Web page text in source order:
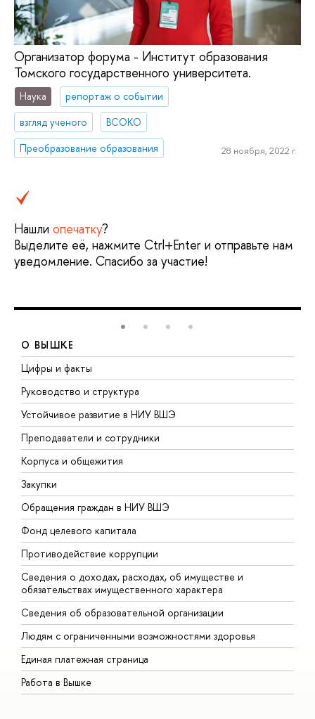
Организатор форума - Институт образования
Томского государственного университета.
Наука
репортаж о событии
взгляд ученого
ВСОКО
Преобразование образования
28 ноября, 2022 г.
Нашли опечатку?
Выделите её, нажмите Ctrl+Enter и отправьте нам
уведомление. Спасибо за участие!
О ВЫШКЕ
Цифры и факты
Руководство и структура
Устойчивое развитие в НИУ ВШЭ
Преподаватели и сотрудники
Корпуса и общежития
Закупки
Обращения граждан в НИУ ВШЭ
Фонд целевого капитала
Противодействие коррупции
Сведения о доходах, расходах, об имуществе и
обязательствах имущественного характера
Сведения об образовательной организации
Людям с ограниченными возможностями здоровья
Единая платежная страница
Работа в Вышке